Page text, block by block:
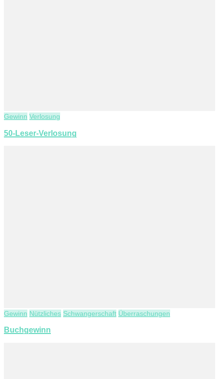
Gewinn Verlosung
50-Leser-Verlosung
Gewinn Nützliches Schwangerschaft Überraschungen
Buchgewinn